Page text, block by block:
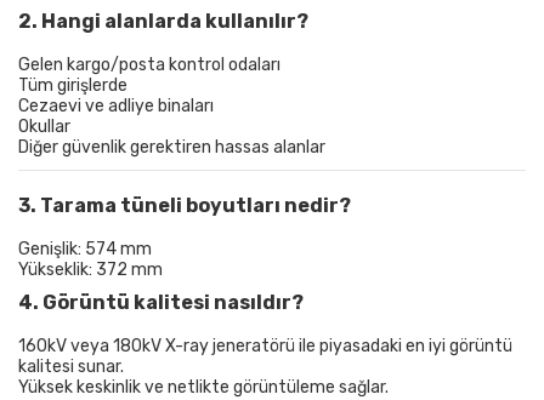
2. Hangi alanlarda kullanılır?
Gelen kargo/posta kontrol odaları
Tüm girişlerde
Cezaevi ve adliye binaları
Okullar
Diğer güvenlik gerektiren hassas alanlar
3. Tarama tüneli boyutları nedir?
Genişlik: 574 mm
Yükseklik: 372 mm
4. Görüntü kalitesi nasıldır?
160kV veya 180kV X-ray jeneratörü ile piyasadaki en iyi görüntü
kalitesi sunar.
Yüksek keskinlik ve netlikte görüntüleme sağlar.